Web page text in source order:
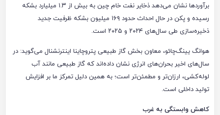
برآوردها نشان می‌دهد ذخایر نفت خام چین به بیش از ۱.۳ میلیارد بشکه
رسیده و پکن در حال احداث حدود ۱۶۹ میلیون بشکه ظرفیت جدید
ذخیره‌سازی طی سال‌های ۲۰۲۴ و ۲۰۲۵ است.
هوانگ یینگ‌چائو، معاون بخش گاز طبیعی پتروچاینا اینترنشنال می‌گوید: در
سال‌های اخیر بحران‌های انرژی نشان داده‌اند که گاز طبیعی مانند آب
لوله‌کشی، ارزان‌تر و مطمئن‌تر است؛ به همین دلیل تمرکز ما بر افزایش
تولید داخلی است.
کاهش وابستگی به غرب